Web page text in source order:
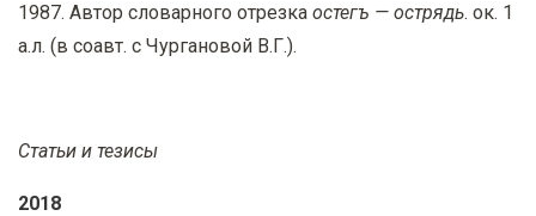
1987. Автор словарного отрезка остегъ — острядь. ок. 1
а.л. (в соавт. с Чургановой В.Г.).
Статьи и тезисы
2018